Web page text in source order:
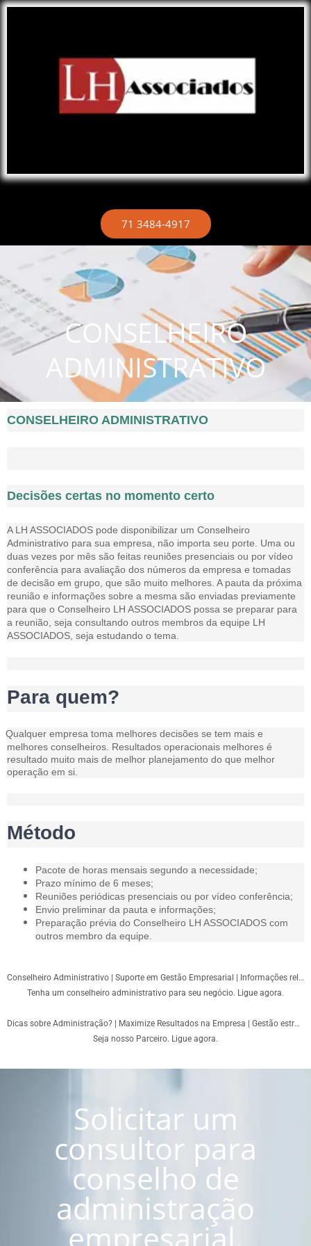
Ir
71 3484-4917
CONSELHEIRO
ADMINISTRATIVO
CONSELHEIRO ADMINISTRATIVO
Decisões certas no momento certo
A LH ASSOCIADOS pode disponibilizar um Conselheiro
Administrativo para sua empresa, não importa seu porte. Uma ou
duas vezes por mês são feitas reuniões presenciais ou por vídeo
conferência para avaliação dos números da empresa e tomadas
de decisão em grupo, que são muito melhores. A pauta da próxima
reunião e informações sobre a mesma são enviadas previamente
para que o Conselheiro LH ASSOCIADOS possa se preparar para
a reunião, seja consultando outros membros da equipe LH
ASSOCIADOS, seja estudando o tema.
Para quem?
Qualquer empresa toma melhores decisões se tem mais e
melhores conselheiros. Resultados operacionais melhores é
resultado muito mais de melhor planejamento do que melhor
operação em si.
Método
Pacote de horas mensais segundo a necessidade;
Prazo mínimo de 6 meses;
Reuniões periódicas presenciais ou por vídeo conferência;
Envio preliminar da pauta e informações;
Preparação prévia do Conselheiro LH ASSOCIADOS com
outros membro da equipe.
Conselheiro Administrativo | Suporte em Gestão Empresarial | Informações relevantes.
Tenha um conselheiro administrativo para seu negócio. Ligue agora.
Dicas sobre Administração? | Maximize Resultados na Empresa | Gestão estratégica de negócios
Seja nosso Parceiro. Ligue agora.
Solicitar um
consultor para
conselho de
administração